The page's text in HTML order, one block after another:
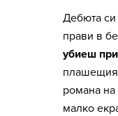
Дебюта
прави в
убиеш
плашещия
романа
малко